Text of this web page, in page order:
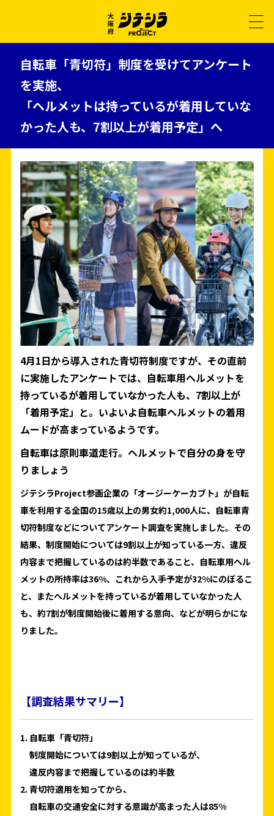
自転車「青切符」制度を受けてアンケート
を実施、
「ヘルメットは持っているが着用していな
かった人も、7割以上が着用予定」へ
4月1日から導入された青切符制度ですが、その直前
に実施したアンケートでは、自転車用ヘルメットを
持っているが着用していなかった人も、7割以上が
「着用予定」と。いよいよ自転車ヘルメットの着用
ムードが高まっているようです。
自転車は原則車道走行。ヘルメットで自分の身を守
りましょう
ジテシラProject参画企業の「オージーケーカブト」が自転
車を利用する全国の15歳以上の男女約1,000人に、自転車青
切符制度などについてアンケート調査を実施しました。その
結果、制度開始については9割以上が知っている一方、違反
内容まで把握しているのは約半数であること、自転車用ヘル
メットの所持率は36%、これから入手予定が32%にのぼるこ
と、またヘルメットを持っているが着用していなかった人
も、約7割が制度開始後に着用する意向、などが明らかにな
りました。
【調査結果サマリー】
自転車「青切符」
制度開始については9割以上が知っているが、
違反内容まで把握しているのは約半数
青切符適用を知ってから、
自転車の交通安全に対する意識が高まった人は85%